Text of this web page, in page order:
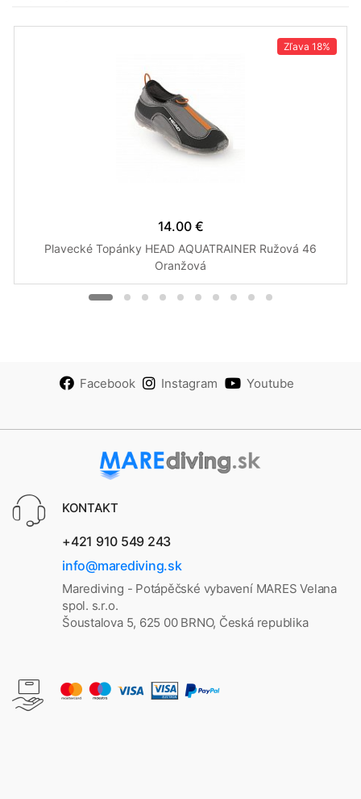
Zľava 18%
14.00 €
Plavecké Topánky HEAD AQUATRAINER Ružová 46
Oranžová
Facebook Instagram Youtube
KONTAKT
+421 910 549 243
info@marediving.sk
Marediving - Potápěčské vybavení MARES Velana
spol. s.r.o.
Šoustalova 5, 625 00 BRNO, Česká republika